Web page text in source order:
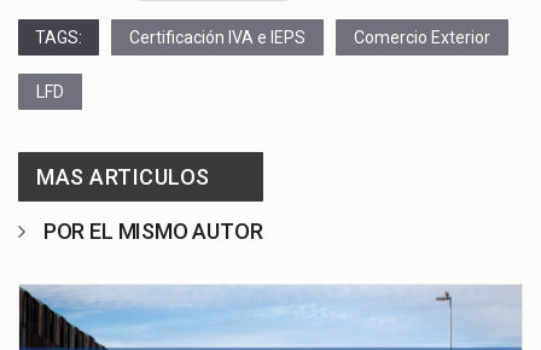
TAGS: Certificación IVA e IEPS Comercio Exterior
LFD
MAS ARTICULOS
POR EL MISMO AUTOR